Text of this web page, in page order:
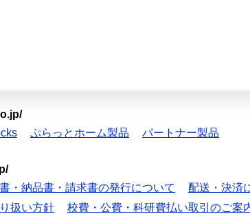
ぷらっとホーム製品 パートナー製品
・納品書・請求書の発行について 配送・決済
扱い方針 校費・公費・科研費払い取引のご案